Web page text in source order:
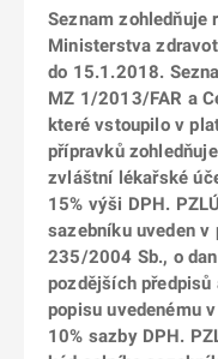
Seznam zohledňuje
Ministerstva
do 15.1.2018.
MZ 1/2013/FAR a
které vstoupilo v
přípravků
zvláštní lékařské
15% výši DPH.
sazebníku uveden
235/2004 Sb., o
pozdějších
popisu uvedenému
10% sazby DPH.